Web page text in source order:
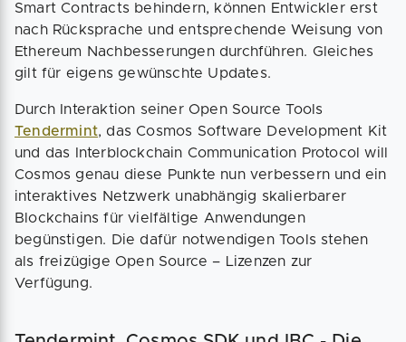
Smart Contracts behindern, können Entwickler erst
nach Rücksprache und entsprechende Weisung von
Ethereum Nachbesserungen durchführen. Gleiches
gilt für eigens gewünschte Updates.
Durch Interaktion seiner Open Source Tools
Tendermint, das Cosmos Software Development Kit
und das Interblockchain Communication Protocol will
Cosmos genau diese Punkte nun verbessern und ein
interaktives Netzwerk unabhängig skalierbarer
Blockchains für vielfältige Anwendungen
begünstigen. Die dafür notwendigen Tools stehen
als freizügige Open Source – Lizenzen zur
Verfügung.